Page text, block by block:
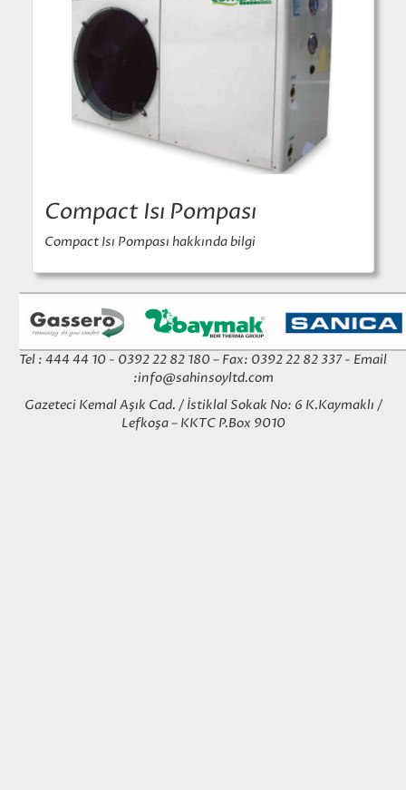
Compact Isı Pompası
Compact Isı Pompası hakkında bilgi
Tel : 444 44 10 - 0392 22 82 180 – Fax: 0392 22 82 337 - Email
:info@sahinsoyltd.com
Gazeteci Kemal Aşık Cad. / İstiklal Sokak No: 6 K.Kaymaklı /
Lefkoşa – KKTC P.Box 9010